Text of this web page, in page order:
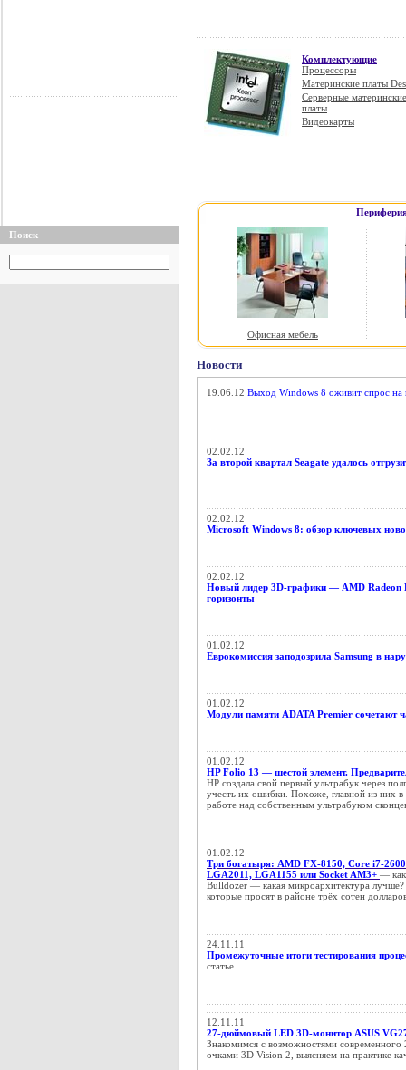
Поиск
Комплектующие
Процессоры
Материнские платы
Серверные материнские
платы
Видеокарты
Офисная мебель
Новости
19.06.12 Выход Windows 8 оживит спрос на
02.02.12
За второй квартал Seagate удалось
02.02.12
Microsoft Windows 8: обзор ключевых
02.02.12
Новый лидер 3D-графики — AMD Radeon
горизонты
01.02.12
Еврокомиссия заподозрила Samsung в
01.02.12
Модули памяти ADATA Premier сочетают
01.02.12
HP Folio 13 — шестой элемент.
HP создала свой первый ультрабук через
учесть их ошибки. Похоже, главной из них
работе над собственным ультрабуком
01.02.12
Три богатыря: AMD FX-8150, Core i7-
LGA2011, LGA1155 или Socket AM3+ —
Bulldozer — какая микроархитектура
которые просят в районе трёх сотен
24.11.11
Промежуточные итоги тестирования
статье
12.11.11
27-дюймовый LED 3D-монитор ASUS
Знакомимся с возможностями
очками 3D Vision 2, выясняем на практике